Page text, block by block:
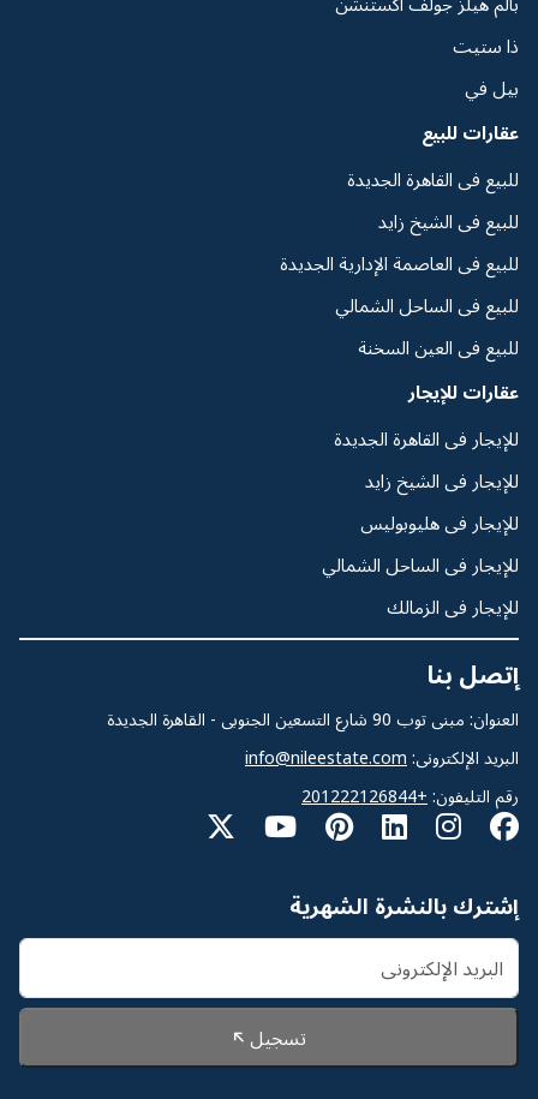
ذا ستيت
بيل في
عقارات للبيع
للبيع فى القاهرة الجديدة
للبيع فى الشيخ زايد
للبيع فى العاصمة الإدارية الجديدة
للبيع فى الساحل الشمالي
للبيع فى العين السخنة
عقارات للإيجار
للإيجار فى القاهرة الجديدة
للإيجار فى الشيخ زايد
للإيجار فى هليوبوليس
للإيجار فى الساحل الشمالي
للإيجار فى الزمالك
إتصل بنا
العنوان: مبنى توب 90 شارع التسعين الجنوبى - القاهرة الجديدة
البريد الإلكترونى: info@nileestate.com
رقم التليفون: +201222126844
إشترك بالنشرة الشهرية
تسجيل